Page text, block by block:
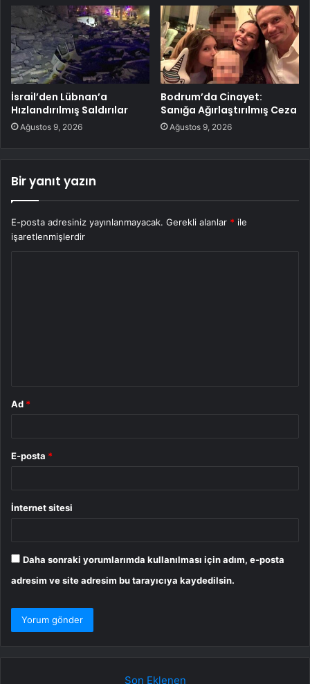
İsrail’den Lübnan’a
Hızlandırılmış Saldırılar
Ağustos 9, 2026
Bodrum’da Cinayet:
Sanığa Ağırlaştırılmış Ceza
Ağustos 9, 2026
Bir yanıt yazın
E-posta adresiniz yayınlanmayacak. Gerekli alanlar * ile
işaretlenmişlerdir
Ad *
E-posta *
İnternet sitesi
Daha sonraki yorumlarımda kullanılması için adım, e-posta
adresim ve site adresim bu tarayıcıya kaydedilsin.
Son Eklenen